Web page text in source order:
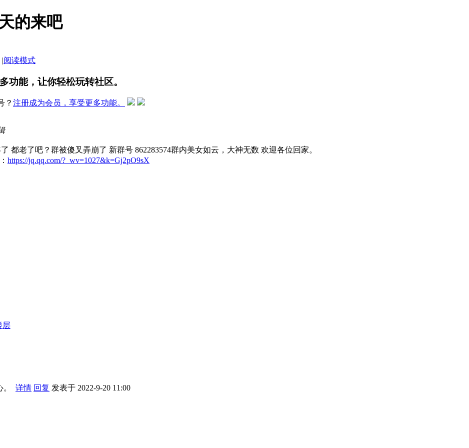
的来吧
|阅读模式
功能，让你轻松玩转社区。
？ 注册成为会员，享受更多功能。
都老了吧？群被傻叉弄崩了 新群号 862283574群内美女如云，大神无数 欢迎各位回家。
https://jq.qq.com/?_wv=1027&k=Gj2pO9sX
层
。 详情 回复 发表于 2022-9-20 11:00